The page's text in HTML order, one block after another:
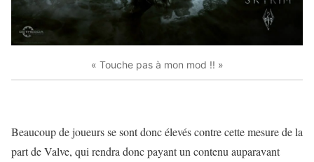
« Touche pas à mon mod !! »
Beaucoup de joueurs se sont donc élevés contre cette mesure de la
part de Valve, qui rendra donc payant un contenu auparavant